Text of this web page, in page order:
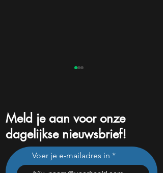
Dit bekende groeiaandeel
stijgt 24% in één week:
ben je nu te laat?
Meld je aan voor onze
dagelijkse nieuwsbrief!
Voer je e-mailadres in